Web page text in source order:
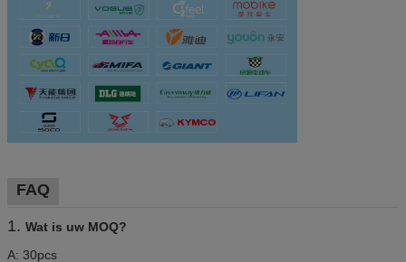
FAQ
1. Wat is uw MOQ?
A: 30pcs